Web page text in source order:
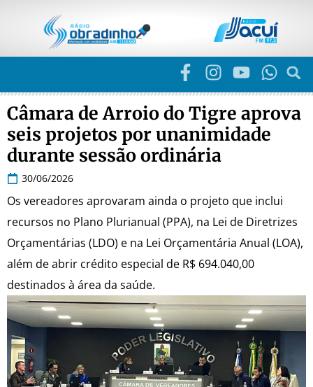
Câmara de Arroio do Tigre aprova
seis projetos por unanimidade
durante sessão ordinária
30/06/2026
Os vereadores aprovaram ainda o projeto que inclui
recursos no Plano Plurianual (PPA), na Lei de Diretrizes
Orçamentárias (LDO) e na Lei Orçamentária Anual (LOA),
além de abrir crédito especial de R$ 694.040,00
destinados à área da saúde.